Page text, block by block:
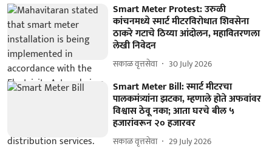
Smart Meter Protest: उरुळी
कांचनमध्ये स्मार्ट मीटरविरोधात शिवसेना
ठाकरे गटाचे ठिय्या आंदोलन, महावितरणला
लेखी निवेदन
सकाळ वृत्तसेवा 30 July 2026
Smart Meter Bill: स्मार्ट मीटरचा
पालकमंत्र्यांना झटका, म्हणाले होते अफवांवर
विश्वास ठेवू नका; आता घरचे बील ५
हजारांवरून २० हजारवर
सकाळ वृत्तसेवा 29 July 2026